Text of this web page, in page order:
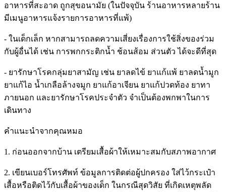
อาหารที่สะอาด ถูกสุขอนามัย (ในปัจจุบัน ร้านอาหารหลายร้าน
มีเมนูอาหารแจ้งรายการอาหารที่แพ้)
- ในเด็กเล็ก หากสามารถลดความเสี่ยงเรื่องการใช้สิ่งของร่วม
กับผู้อื่นได้ เช่น การพกกระติกน้ำ ช้อนส้อม ส่วนตัว ได้จะดีที่สุด
- ยารักษาโรคกลุ่มยาสามัญ เช่น ยาลดไข้ ยาแก้แพ้ ยาลดน้ำมูก
ยาแก้ไอ น้ำเกลือล้างจมูก ยาแก้อาเจียน ยาแก้ปวดท้อง ยาทา
ภายนอก และยารักษาโรคประจำตัว จำเป็นต้องพกพาในการ
เดินทาง
คำแนะนำจากคุณหมอ
1. ก่อนออกจากบ้าน เตรียมเสื้อผ้าให้เหมาะสมกับสภาพอากาศ
2. เขียนเบอร์โทรศัพท์ ข้อมูลการติดต่อผู้ปกครอง ใส่ไว้กระเป๋า
เสื้อหรือติดไว้กับเสื้อผ้าของเด็ก ในกรณีสุดวิสัย ที่เกิดเหตุพลัด